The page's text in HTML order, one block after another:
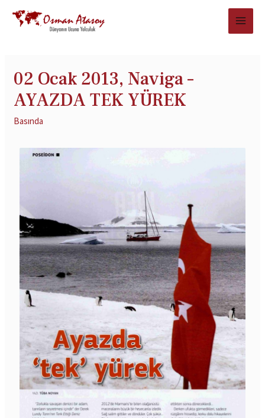
02 Ocak 2013, Naviga –
AYAZDA TEK YÜREK
Basında